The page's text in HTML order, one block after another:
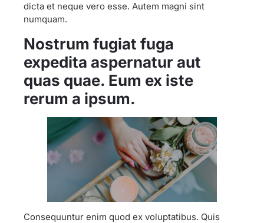
dicta et neque vero esse. Autem magni sint
numquam.
Nostrum fugiat fuga
expedita aspernatur aut
quas quae. Eum ex iste
rerum a ipsum.
Consequuntur enim quod ex voluptatibus. Quis